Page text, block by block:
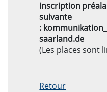
inscription
suivante
:
saarland.de
(Les places sont
Retour